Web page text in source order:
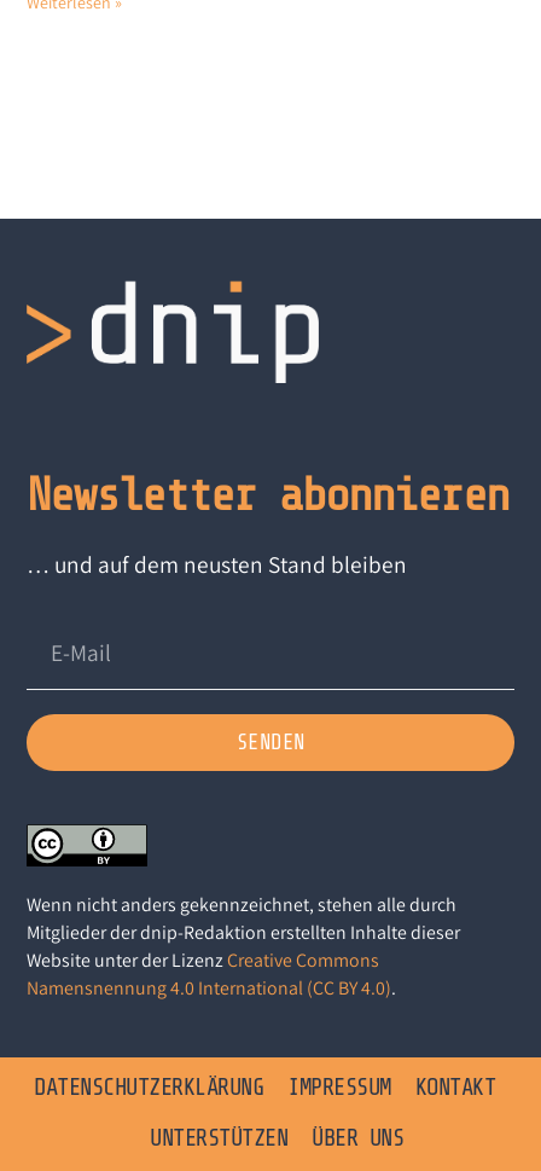
Newsletter abonnieren
… und auf dem neusten Stand bleiben
SENDEN
Wenn nicht anders gekennzeichnet, stehen alle durch
Mitglieder der dnip-Redaktion erstellten Inhalte dieser
Website unter der LizenzCreative Commons
Namensnennung 4.0 International (CC BY 4.0).
DATENSCHUTZERKLÄRUNG IMPRESSUM
KONTAKT
UNTERSTÜTZEN
ÜBER UNS